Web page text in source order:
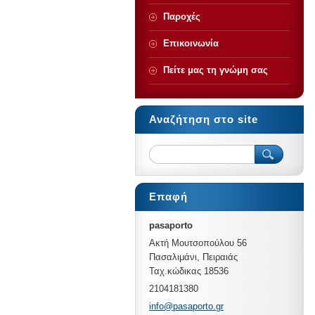
Παροχές
Επικοινωνία
Πείτε μας τη γνώμη σας
Αναζήτηση στο site
Επαφή
pasaporto
Ακτή Μουτσοπούλου 56
Πασαλιμάνι, Πειραιάς
Ταχ.κώδικας 18536
2104181380
info@pasaporto.gr